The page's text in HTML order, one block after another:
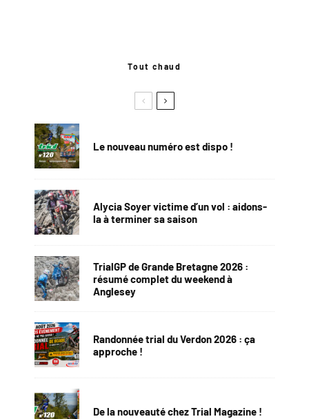
Tout chaud
Le nouveau numéro est dispo !
Alycia Soyer victime d’un vol : aidons-
la à terminer sa saison
TrialGP de Grande Bretagne 2026 :
résumé complet du weekend à
Anglesey
Randonnée trial du Verdon 2026 : ça
approche !
De la nouveauté chez Trial Magazine !